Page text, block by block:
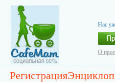
Нас
О
Регистрация